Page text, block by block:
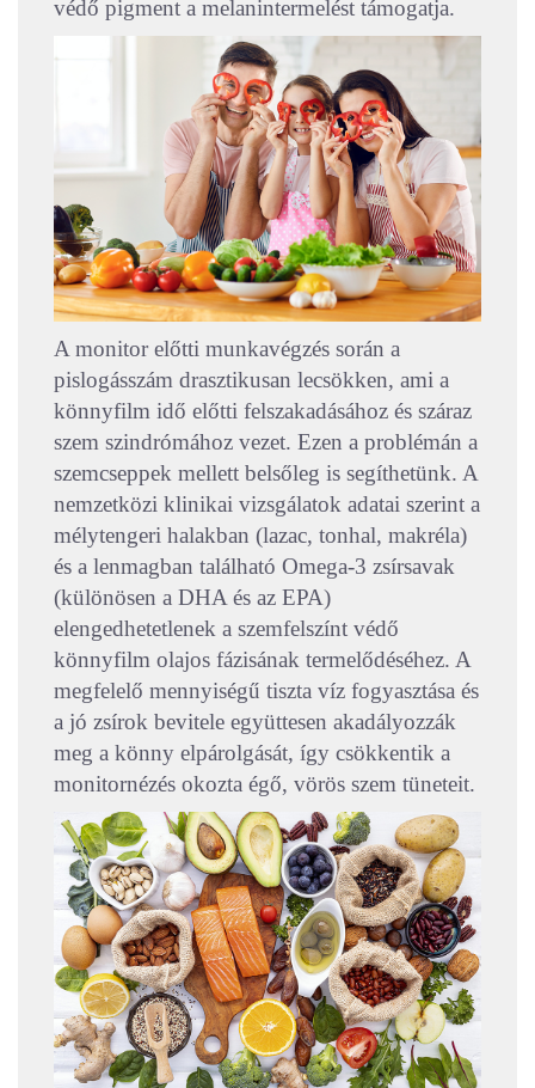
védő pigment a melanintermelést támogatja.
A monitor előtti munkavégzés során a
pislogásszám drasztikusan lecsökken, ami a
könnyfilm idő előtti felszakadásához és száraz
szem szindrómához vezet. Ezen a problémán a
szemcseppek mellett belsőleg is segíthetünk. A
nemzetközi klinikai vizsgálatok adatai szerint a
mélytengeri halakban (lazac, tonhal, makréla)
és a lenmagban található Omega-3 zsírsavak
(különösen a DHA és az EPA)
elengedhetetlenek a szemfelszínt védő
könnyfilm olajos fázisának termelődéséhez. A
megfelelő mennyiségű tiszta víz fogyasztása és
a jó zsírok bevitele együttesen akadályozzák
meg a könny elpárolgását, így csökkentik a
monitornézés okozta égő, vörös szem tüneteit.